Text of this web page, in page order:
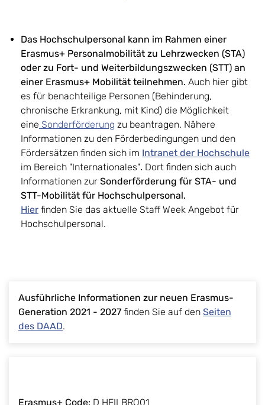
Das Hochschulpersonal kann im Rahmen einer
Erasmus+ Personalmobilität zu Lehrzwecken (STA)
oder zu Fort- und Weiterbildungszwecken (STT) an
einer Erasmus+ Mobilität teilnehmen. Auch hier gibt
es für benachteilige Personen (Behinderung,
chronische Erkrankung, mit Kind) die Möglichkeit
eine Sonderförderung zu beantragen. Nähere
Informationen zu den Förderbedingungen und den
Fördersätzen finden sich im Intranet der Hochschule
im Bereich "Internationales". Dort finden sich auch
Informationen zur Sonderförderung für STA- und
STT-Mobilität für Hochschulpersonal.
Hier finden Sie das aktuelle Staff Week Angebot für
Hochschulpersonal.
Ausführliche Informationen zur neuen Erasmus-
Generation 2021 - 2027 finden Sie auf den Seiten
des DAAD.
Erasmus+ Code: D HEILBRO01